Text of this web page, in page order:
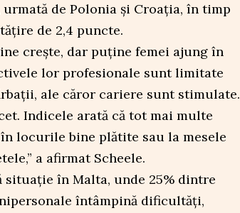
de Polonia și Croația, în timp
de 2,4 puncte.
crește, dar puține femei ajung în
lor profesionale sunt limitate
ale căror cariere sunt stimulate.
Indicele arată că tot mai multe
locurile bine plătite sau la mesele
a afirmat Scheele.
situație în Malta, unde 25% dintre
întâmpină dificultăți,